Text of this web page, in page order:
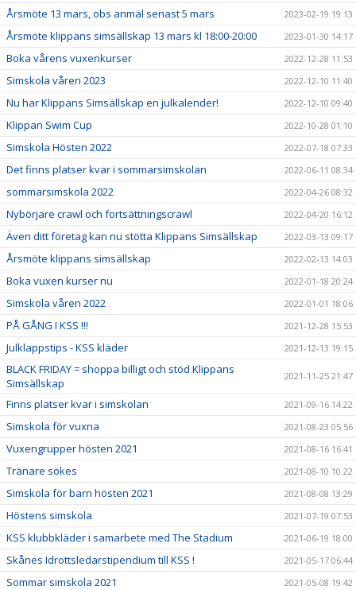
Årsmöte 13 mars, obs anmäl senast 5 mars 2023-02-19 19:13
Årsmöte klippans simsällskap 13 mars kl 18:00-20:00 2023-01-30 14:17
Boka vårens vuxenkurser 2022-12-28 11:53
Simskola våren 2023 2022-12-10 11:40
Nu har Klippans Simsällskap en julkalender! 2022-12-10 09:40
Klippan Swim Cup 2022-10-28 01:10
Simskola Hösten 2022 2022-07-18 07:33
Det finns platser kvar i sommarsimskolan 2022-06-11 08:34
sommarsimskola 2022 2022-04-26 08:32
Nybörjare crawl och fortsättningscrawl 2022-04-20 16:12
Även ditt företag kan nu stötta Klippans Simsällskap 2022-03-13 09:17
Årsmöte klippans simsällskap 2022-02-13 14:03
Boka vuxen kurser nu 2022-01-18 20:24
Simskola våren 2022 2022-01-01 18:06
PÅ GÅNG I KSS !!! 2021-12-28 15:53
Julklappstips - KSS kläder 2021-12-13 19:15
BLACK FRIDAY = shoppa billigt och stöd Klippans
Simsällskap
2021-11-25 21:47
Finns platser kvar i simskolan 2021-09-16 14:22
Simskola för vuxna 2021-08-23 05:56
Vuxengrupper hösten 2021 2021-08-16 16:41
Tränare sökes 2021-08-10 10:22
Simskola för barn hösten 2021 2021-08-08 13:29
Höstens simskola 2021-07-19 07:53
KSS klubbkläder i samarbete med The Stadium 2021-06-19 18:00
Skånes Idrottsledarstipendium till KSS ! 2021-05-17 06:44
Sommar simskola 2021 2021-05-08 19:42